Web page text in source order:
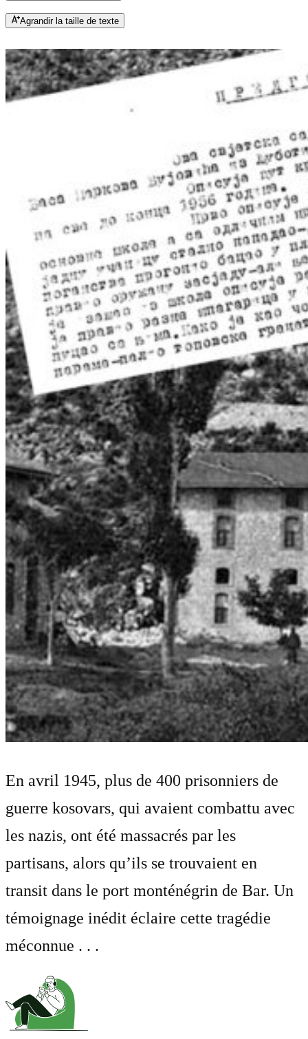
Agrandir la taille de texte
En avril 1945, plus de 400 prisonniers de
guerre kosovars, qui avaient combattu avec
les nazis, ont été massacrés par les
partisans, alors qu’ils se trouvaient en
transit dans le port monténégrin de Bar. Un
témoignage inédit éclaire cette tragédie
méconnue . . .